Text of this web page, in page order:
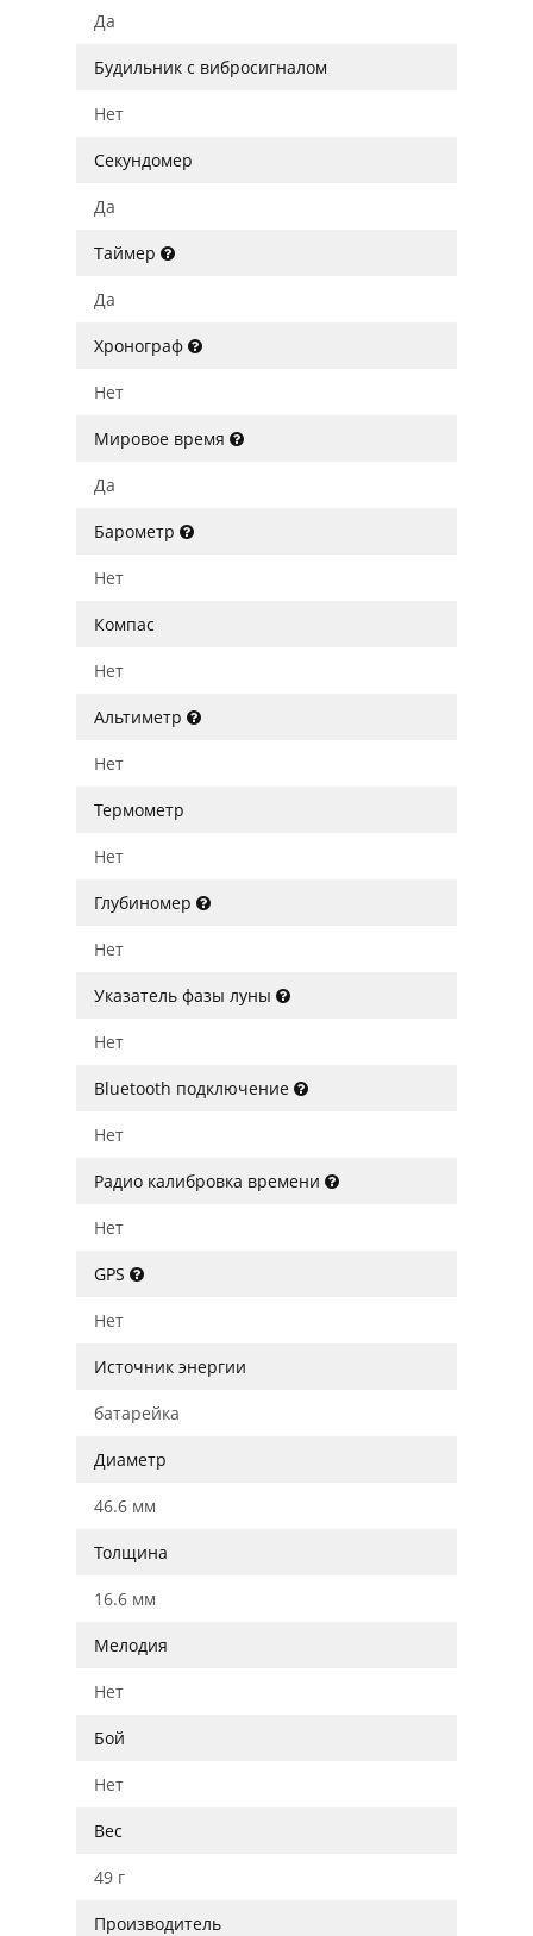
Да
Будильник с вибросигналом
Нет
Секундомер
Да
Таймер
Да
Хронограф
Нет
Мировое время
Да
Барометр
Нет
Компас
Нет
Альтиметр
Нет
Термометр
Нет
Глубиномер
Нет
Указатель фазы луны
Нет
Bluetooth подключение
Нет
Радио калибровка времени
Нет
GPS
Нет
Источник энергии
батарейка
Диаметр
46.6 мм
Толщина
16.6 мм
Мелодия
Нет
Бой
Нет
Вес
49 г
Производитель